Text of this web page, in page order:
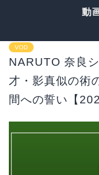
動
VOD
NARUTO 奈良
才・影真似の術
間への誓い【